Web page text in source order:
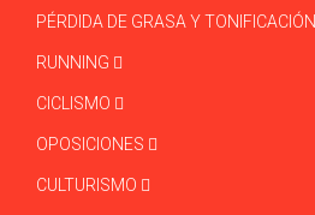
PÉRDIDA DE GRASA Y TONIFICACIÓN
RUNNING
CICLISMO
OPOSICIONES
CULTURISMO